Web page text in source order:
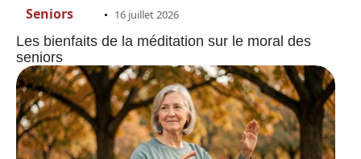
Seniors 16 juillet 2026
Les bienfaits de la méditation sur le moral des
seniors